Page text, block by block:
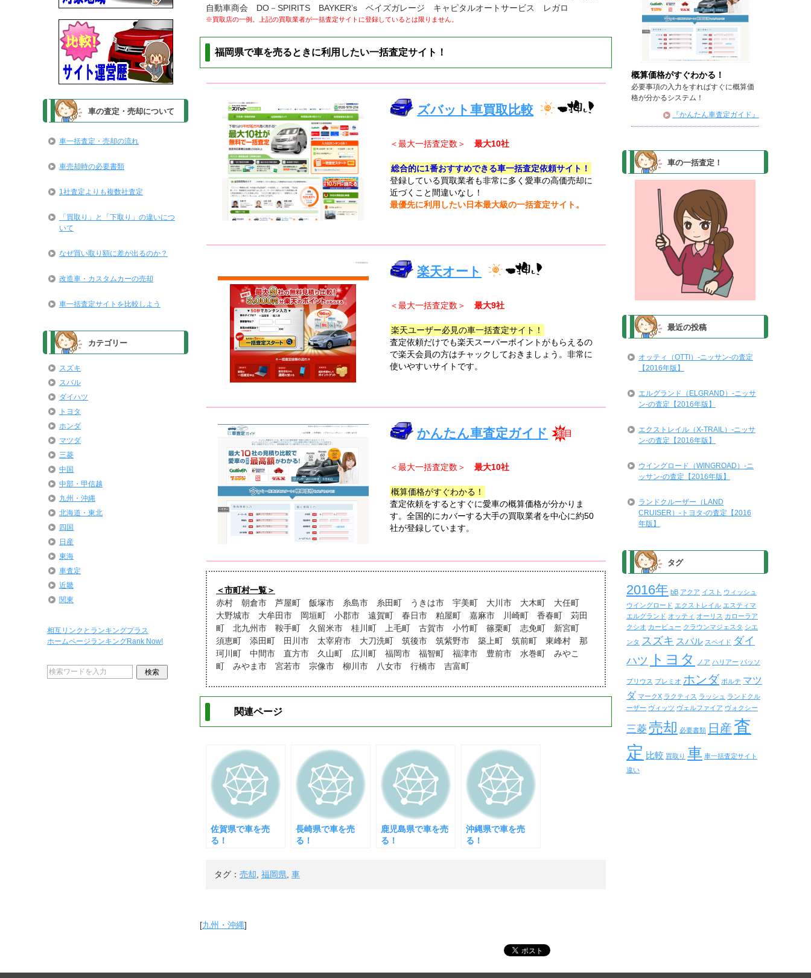
自動車商会 DO－SPIRITS BAYKER’s ベイズガレージ キャピタルオートサービス レガロ
※買取店の一例。上記の買取業者が一括査定サイトに登録しているとは限りません。
福岡県で車を売るときに利用したい一括査定サイト！
ズバット車買取比較
＜最大一括査定数＞最大10社
総合的に1番おすすめできる車一括査定依頼サイト！
登録している買取業者も非常に多く愛車の高価売却に
近づくこと間違いなし！
最優先に利用したい日本最大級の一括査定サイト。
楽天オート
＜最大一括査定数＞最大9社
楽天ユーザー必見の車一括査定サイト！
査定依頼だけでも楽天スーパーポイントがもらえるの
で楽天会員の方はチャックしておきましょう。非常に
使いやすいサイトです。
かんたん車査定ガイド
＜最大一括査定数＞最大10社
概算価格がすぐわかる！
査定依頼をするとすぐに愛車の概算価格が分かりま
す。全国的にカバーする大手の買取業者を中心に約50
社が登録しています。
＜市町村一覧＞
赤村 朝倉市 芦屋町 飯塚市 糸島市 糸田町 うきは市 宇美町 大川市 大木町 大任町
大野城市 大牟田市 岡垣町 小郡市 遠賀町 春日市 粕屋町 嘉麻市 川崎町 香春町 苅田
町 北九州市 鞍手町 久留米市 桂川町 上毛町 古賀市 小竹町 篠栗町 志免町 新宮町
須恵町 添田町 田川市 太宰府市 大刀洗町 筑後市 筑紫野市 築上町 筑前町 東峰村 那
珂川町 中間市 直方市 久山町 広川町 福岡市 福智町 福津市 豊前市 水巻町 みやこ
町 みやま市 宮若市 宗像市 柳川市 八女市 行橋市 吉富町
関連ページ
佐賀県で車を売
る！
長崎県で車を売
る！
鹿児島県で車を売
る！
沖縄県で車を売
る！
タグ：売却,福岡県,車
[九州・沖縄]
車の査定・売却について
車一括査定・売却の流れ
車売却時の必要書類
1社査定よりも複数社査定
「買取り」と「下取り」の違いにつ
いて
なぜ買い取り額に差が出るのか？
改造車・カスタムカーの売却
車一括査定サイトを比較しよう
カテゴリー
スズキ
スバル
ダイハツ
トヨタ
ホンダ
マツダ
三菱
中国
中部・甲信越
九州・沖縄
北海道・東北
四国
日産
東海
車査定
近畿
関東
相互リンクとランキングプラス
ホームページランキングRank Now!
概算価格がすぐわかる！
必要事項の入力をすればすぐに概算価
格が分かるシステム！
『かんたん車査定ガイド』
車の一括査定！
最近の投稿
オッティ（OTTI）-ニッサン-の査定
【2016年版】
エルグランド（ELGRAND）-ニッサ
ン-の査定【2016年版】
エクストレイル（X-TRAIL）-ニッサ
ン-の査定【2016年版】
ウイングロード（WINGROAD）-ニ
ッサン-の査定【2016年版】
ランドクルーザー（LAND
CRUISER）-トヨタ-の査定【2016
年版】
タグ
2016年 bB アクア イスト ウィッシュ
ウイングロード エクストレイル エスティマ
エルグランド オッティ オーリス カローラア
クシオ カービュー クラウンマジェスタ シエ
ンタ スズキ スバル スペイド ダイ
ハツ
トヨタ ノア ハリアー パッソ
プリウス プレミオ ホンダ ポルテ マツ
ダ マークX ラクティス ラッシュ ランドクル
ーザー ヴィッツ ヴェルファイア ヴォクシー
三菱売却 必要書類 日産査
定 比較 買取り 車 車一括査定サイト
違い